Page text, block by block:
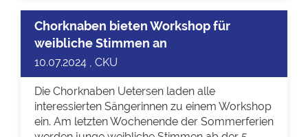
Chorknaben bieten Workshop für
weibliche Stimmen an
10.07.2024 , CKU
Die Chorknaben Uetersen laden alle
interessierten Sängerinnen zu einem Workshop
ein. Am letzten Wochenende der Sommerferien